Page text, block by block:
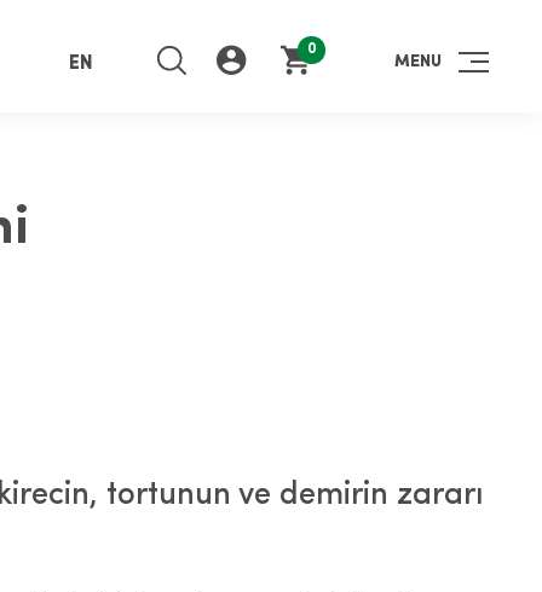
EN
0
MENU
tortunun ve demirin zararı